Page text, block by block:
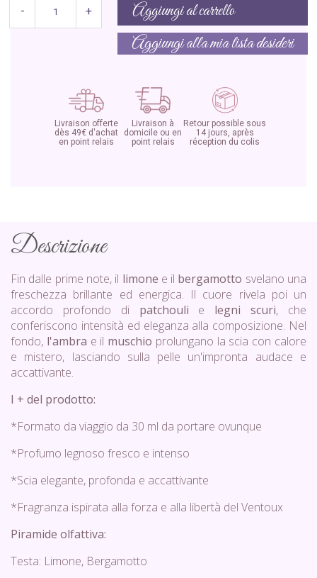
- + Aggiungi al carrello
Aggiungi alla mia lista desideri
Livraison offerte
dès 49€ d'achat
en point relais
Livraison à
domicile ou en
point relais
Retour possible sous
14 jours, après
réception du colis
Descrizione
Fin dalle prime note, il limone e il bergamotto svelano una
freschezza brillante ed energica. Il cuore rivela poi un
accordo profondo di patchouli e legni scuri, che
conferiscono intensità ed eleganza alla composizione. Nel
fondo, l'ambra e il muschio prolungano la scia con calore
e mistero, lasciando sulla pelle un'impronta audace e
accattivante.
I + del prodotto:
*Formato da viaggio da 30 ml da portare ovunque
*Profumo legnoso fresco e intenso
*Scia elegante, profonda e accattivante
*Fragranza ispirata alla forza e alla libertà del Ventoux
Piramide olfattiva:
Testa: Limone, Bergamotto